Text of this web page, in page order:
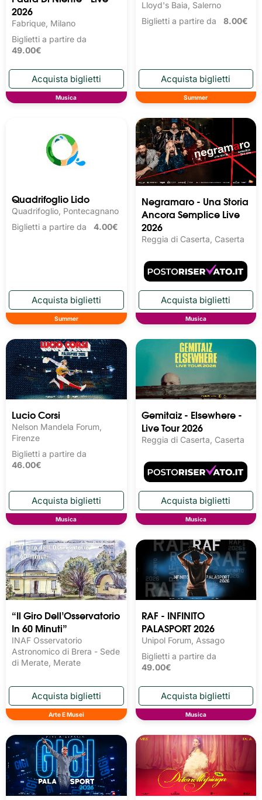
2026
Fabrique, Milano
Biglietti a partire da
49.00€
Musica
Lloyd's Baia, Salerno
Biglietti a partire da 8.00€
Summer
Quadrifoglio Lido
Quadrifoglio, Pontecagnano
Biglietti a partire da 4.00€
Summer
Negramaro - Una Storia
Ancora Semplice Live
2026
Reggia di Caserta, Caserta
Musica
Lucio Corsi
Nelson Mandela Forum,
Firenze
Biglietti a partire da
46.00€
Musica
Gemitaiz - Elsewhere -
Live Tour 2026
Reggia di Caserta, Caserta
Musica
“Il Giro Dell’Osservatorio
In 60 Minuti”
INAF Osservatorio
Astronomico di Brera - Sede
di Merate, Merate
Arte E Musei
RAF - INFINITO
PALASPORT 2026
Unipol Forum, Assago
Biglietti a partire da
49.00€
Musica